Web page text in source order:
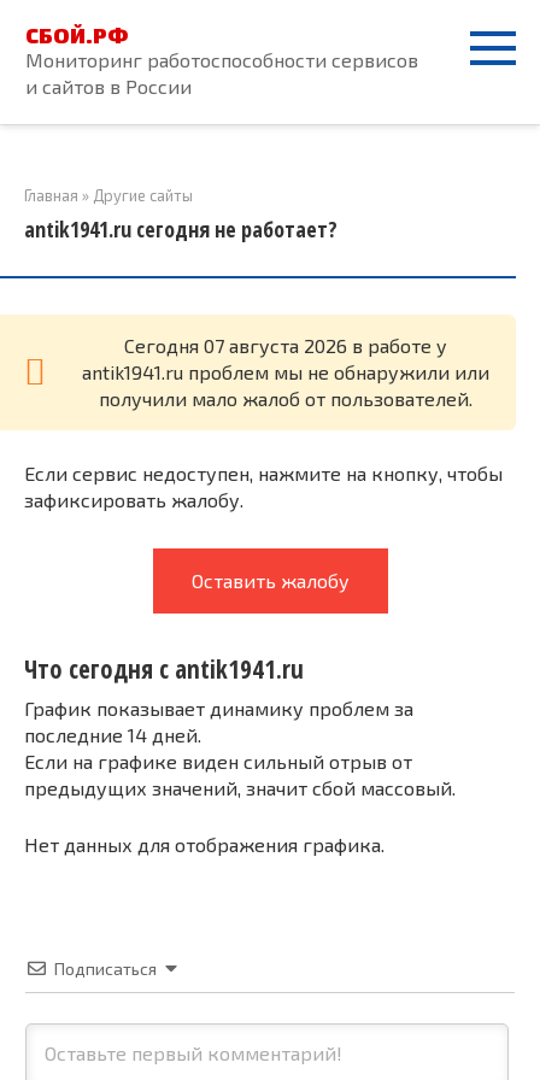
контенту
СБОЙ.РФ
Мониторинг работоспособности сервисов
и сайтов в России
Главная » Другие сайты
antik1941.ru сегодня не работает?
Cегодня 07 августа 2026 в работе у
antik1941.ru проблем мы не обнаружили или
получили мало жалоб от пользователей.
Если сервис недоступен, нажмите на кнопку, чтобы
зафиксировать жалобу.
Оставить жалобу
Что сегодня с antik1941.ru
График показывает динамику проблем за
последние 14 дней.
Если на графике виден сильный отрыв от
предыдущих значений, значит сбой массовый.
Нет данных для отображения графика.
Подписаться